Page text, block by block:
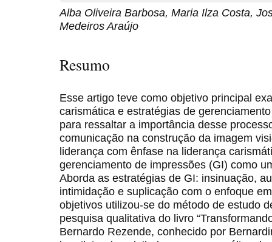
Alba Oliveira Barbosa, Maria Ilza Costa,
Medeiros Araújo
Resumo
Esse artigo teve como objetivo principal
carismática e estratégias de
para ressaltar a importância desse
comunicação na construção da imagem
liderança com ênfase na liderança
gerenciamento de impressões (GI) como
Aborda as estratégias de GI: insinuação,
intimidação e suplicação com o enfoque
objetivos utilizou-se do método de estudo
pesquisa qualitativa do livro
Bernardo Rezende, conhecido por